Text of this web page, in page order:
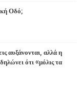
Οδό;
αυξάνονται, αλλά η
ότι «μόλις τα